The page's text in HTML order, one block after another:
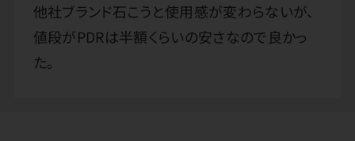
他社ブランド石こうと使用感が変わらないが、
値段がPDRは半額くらいの安さなので良かっ
た。